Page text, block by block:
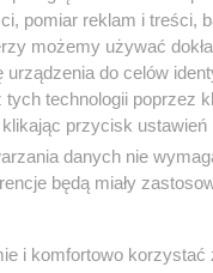
miłość!”
pomiar reklam i treści,
możemy używać
do celów
technologii poprzez
przycisk
danych nie
będą miały
i komfortowo